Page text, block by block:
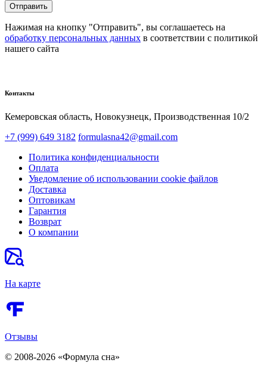
Отправить
Нажимая на кнопку "Отправить", вы соглашаетесь на
обработку персональных данных в соответствии с политикой
нашего сайта
Контакты
Кемеровская область, Новокузнецк,​ Производственная 10/2
+7 (999) 649 3182 formulasna42@gmail.com
Политика конфиденциальности
Оплата
Уведомление об использовании cookie файлов
Доставка
Оптовикам
Гарантия
Возврат
О компании
На карте
Отзывы
© 2008-2026 «Формула сна»